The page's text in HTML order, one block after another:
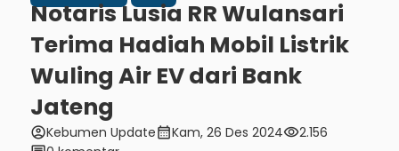
Notaris Lusia RR Wulansari
Terima Hadiah Mobil Listrik
Wuling Air EV dari Bank
Jateng
account_circleKebumen Updatecalendar_monthKam, 26 Des 2024visibility2.156